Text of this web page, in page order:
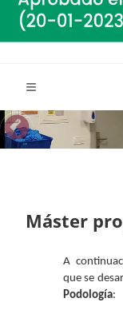
Máster
A
que se
Podología: